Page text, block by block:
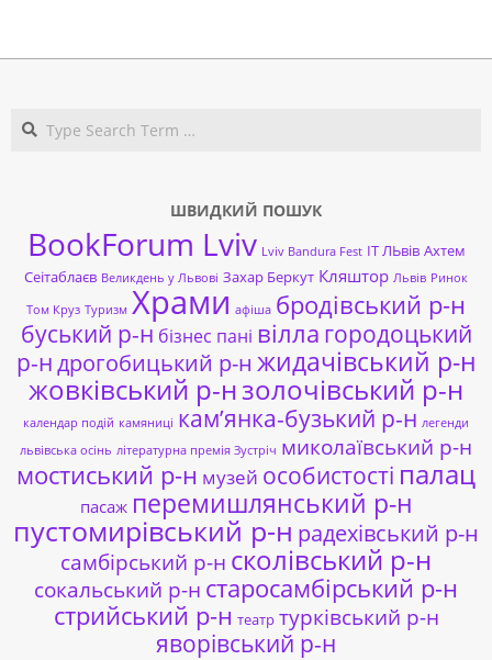
09-
ШВИДКИЙ ПОШУК
BookForum Lviv Lviv Bandura Fest ІТ ЛЬвів Ахтем
Сеітаблаєв Великдень у Львові Захар Беркут Кляштор Львів Ринок
Том Круз Туризм Храми афіша бродівський р-н
буський р-н бізнес пані вілла городоцький
р-ндрогобицький р-н жидачівський р-н
жовківський р-нзолочівський р-н
календар подій камяниці кам’янка-бузький р-н легенди
львівська осінь літературна премія Зустріч миколаївський р-н
мостиський р-н музей особистості палац
пасаж перемишлянський р-н
пустомирівський р-н радехівський р-н
самбірський р-н сколівський р-н
сокальський р-н старосамбірський р-н
стрийський р-н театр турківський р-н
яворівський р-н